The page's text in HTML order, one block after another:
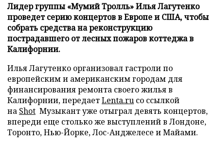
Лидер группы «Мумий Тролль» Илья Лагутенко
проведет серию концертов в Европе и США, чтобы
собрать средства на реконструкцию
пострадавшего от лесных пожаров коттеджа в
Калифорнии.
Илья Лагутенко организовал гастроли по
европейским и американским городам для
финансирования ремонта своего жилья в
Калифорнии, передаетLenta.ru со ссылкой
на Shot Музыкант уже отыграл девять концертов,
впереди еще столько же выступлений в Лондоне,
Торонто, Нью-Йорке, Лос-Анджелесе и Майами.